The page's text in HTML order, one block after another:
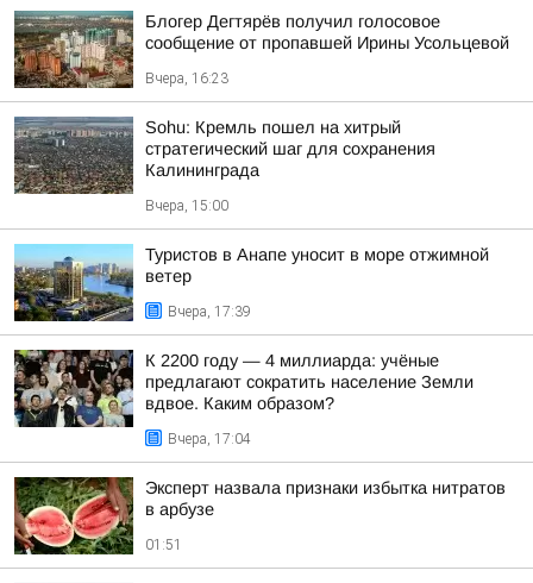
Блогер Дегтярёв получил голосовое
сообщение от пропавшей Ирины Усольцевой
Вчера, 16:23
Sohu: Кремль пошел на хитрый
стратегический шаг для сохранения
Калининграда
Вчера, 15:00
Туристов в Анапе уносит в море отжимной
ветер
Вчера, 17:39
К 2200 году — 4 миллиарда: учёные
предлагают сократить население Земли
вдвое. Каким образом?
Вчера, 17:04
Эксперт назвала признаки избытка нитратов
в арбузе
01:51